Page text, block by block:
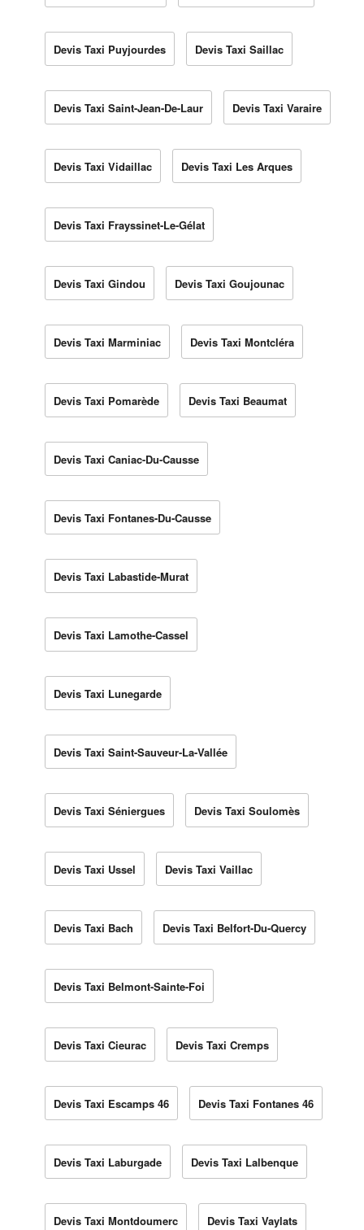
Devis Taxi Puyjourdes Devis Taxi Saillac
Devis Taxi Saint-Jean-De-Laur Devis Taxi Varaire
Devis Taxi Vidaillac Devis Taxi Les Arques
Devis Taxi Frayssinet-Le-Gélat
Devis Taxi Gindou Devis Taxi Goujounac
Devis Taxi Marminiac Devis Taxi Montcléra
Devis Taxi Pomarède Devis Taxi Beaumat
Devis Taxi Caniac-Du-Causse
Devis Taxi Fontanes-Du-Causse
Devis Taxi Labastide-Murat
Devis Taxi Lamothe-Cassel
Devis Taxi Lunegarde
Devis Taxi Saint-Sauveur-La-Vallée
Devis Taxi Séniergues Devis Taxi Soulomès
Devis Taxi Ussel Devis Taxi Vaillac
Devis Taxi Bach Devis Taxi Belfort-Du-Quercy
Devis Taxi Belmont-Sainte-Foi
Devis Taxi Cieurac Devis Taxi Cremps
Devis Taxi Escamps 46 Devis Taxi Fontanes 46
Devis Taxi Laburgade Devis Taxi Lalbenque
Devis Taxi Montdoumerc Devis Taxi Vaylats